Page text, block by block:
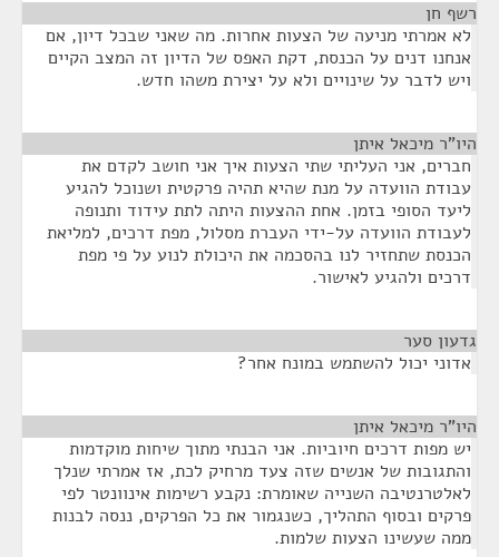
רשף חן
לא אמרתי מניעה של הצעות אחרות. מה שאני שבכל דיון, אם
אנחנו דנים על הכנסת, דקת האפס של הדיון זה המצב הקיים
ויש לדבר על שינויים ולא על יצירת משהו חדש.
היו"ר מיכאל איתן
חברים, אני העליתי שתי הצעות איך אני חושב לקדם את
עבודת הוועדה על מנת שהיא תהיה פרקטית ושנוכל להגיע
ליעד הסופי בזמן. אחת ההצעות היתה לתת עידוד ותנופה
לעבודת הוועדה על-ידי העברת מסלול, מפת דרכים, למליאת
הכנסת שתחזיר לנו בהסכמה את היכולת לנוע על פי מפת
דרכים ולהגיע לאישור.
גדעון סער
אדוני יכול להשתמש במונח אחר?
היו"ר מיכאל איתן
יש מפות דרכים חיוביות. אני הבנתי מתוך שיחות מוקדמות
והתגובות של אנשים שזה צעד מרחיק לכת, אז אמרתי שנלך
לאלטרנטיבה השנייה שאומרת: נקבע רשימות אינוונטר לפי
פרקים ובסוף התהליך, כשנגמור את כל הפרקים, ננסה לבנות
ממה שעשינו הצעות שלמות.